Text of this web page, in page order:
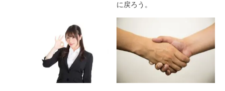
に戻ろう。